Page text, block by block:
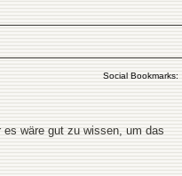
Social Bookmarks:
wäre gut zu wissen, um das